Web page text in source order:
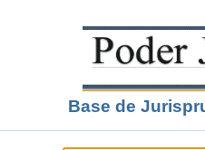
Base de